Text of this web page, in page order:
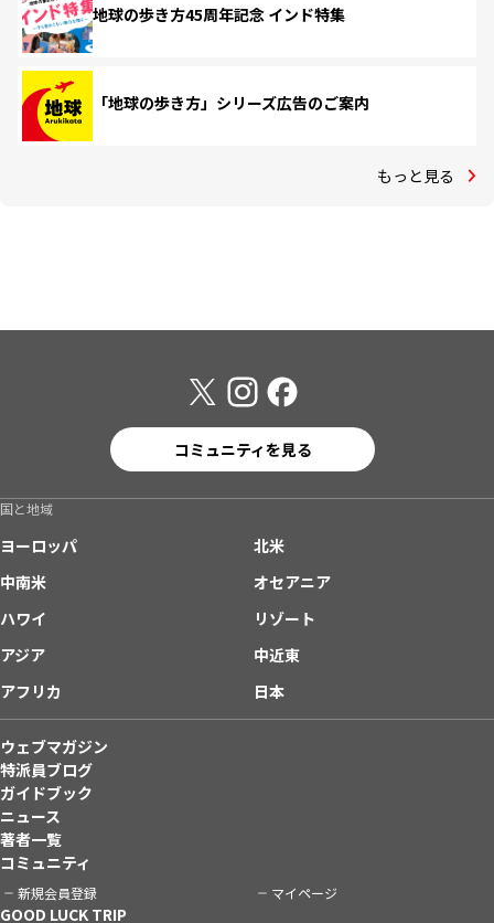
地球の歩き方45周年記念 インド特集
「地球の歩き方」シリーズ広告のご案内
もっと見る
コミュニティを見る
国と地域
ヨーロッパ
北米
中南米
オセアニア
ハワイ
リゾート
アジア
中近東
アフリカ
日本
ウェブマガジン
特派員ブログ
ガイドブック
ニュース
著者一覧
コミュニティ
新規会員登録 マイページ
GOOD LUCK TRIP